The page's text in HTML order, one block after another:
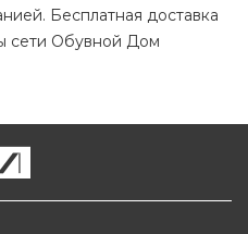
Бесплатная доставка
сети Обувной Дом